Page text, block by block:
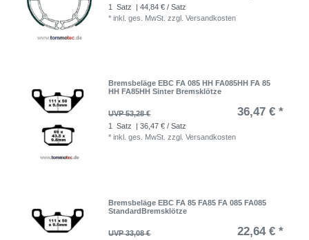
1 Satz
| 44,84 € / Satz
*inkl. ges. MwSt. zzgl.Versandkosten
Bremsbeläge EBC FA 085 HH FA085HH FA 85
HH FA85HH Sinter Bremsklötze
UVP 53,28 € 36,47 € *
1 Satz
| 36,47 € / Satz
*inkl. ges. MwSt. zzgl.Versandkosten
Bremsbeläge EBC FA 85 FA85 FA 085 FA085
StandardBremsklötze
UVP 33,08 € 22,64 € *